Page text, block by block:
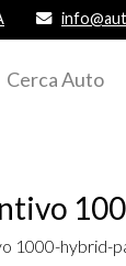
Cerca Auto
1000-hybrid-